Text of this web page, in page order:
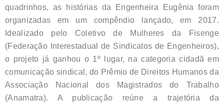
quadrinhos, as histórias da Engenheira Eugênia foram
organizadas em um compêndio lançado, em 2017.
Idealizado pelo Coletivo de Mulheres da Fisenge
(Federação Interestadual de Sindicatos de Engenheiros),
o projeto já ganhou o 1º lugar, na categoria cidadã em
comunicação sindical, do Prêmio de Direitos Humanos da
Associação Nacional dos Magistrados do Trabalho
(Anamatra). A publicação reúne a trajetória da